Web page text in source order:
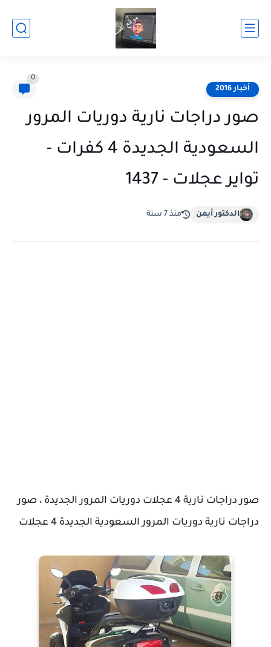
أخبار 2016
0
صور دراجات نارية دوريات المرور
السعودية الجديدة 4 كفرات -
تواير عجلات - 1437
الدكتور أيمن منذ 7 سنة
صور دراجات نارية 4 عجلات دوريات المرور الجديدة ، صور
دراجات نارية دوريات المرور السعودية الجديدة 4 عجلات